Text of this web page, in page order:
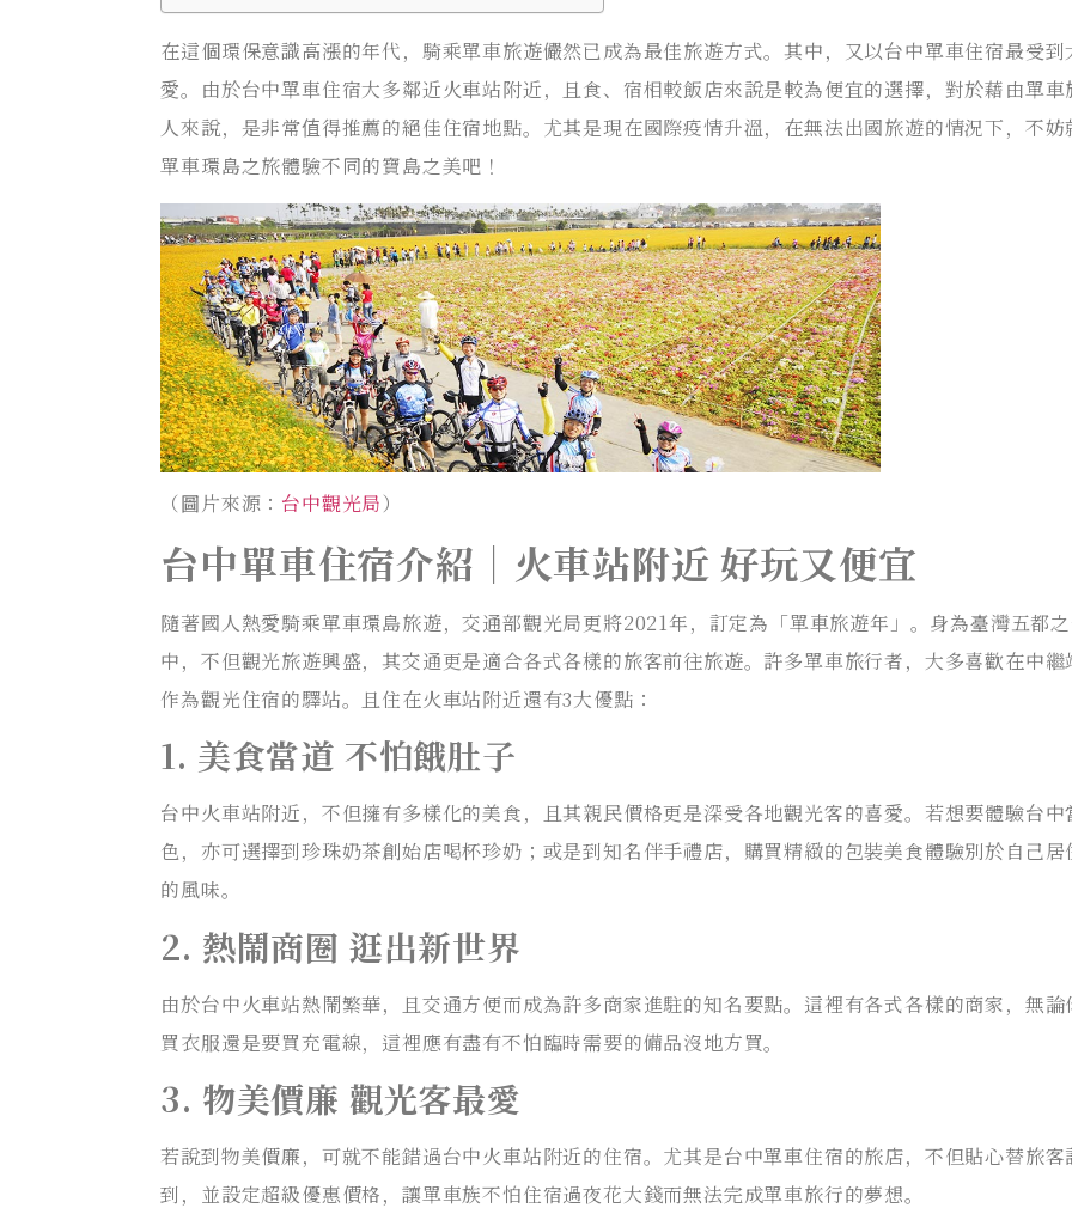
在這個環保意識高漲的年代，騎乘單車旅遊儼然已成為最佳旅遊方式。其中，又以台中單車住宿最受到
愛。由於台中單車住宿大多鄰近火車站附近，且食、宿相較飯店來說是較為便宜的選擇，對於藉由單車
人來說，是非常值得推薦的絕佳住宿地點。尤其是現在國際疫情升溫，在無法出國旅遊的情況下，不妨
單車環島之旅體驗不同的寶島之美吧！
（圖片來源： 台中觀光局）
台中單車住宿介紹｜火車站附近 好玩又便宜
隨著國人熱愛騎乘單車環島旅遊，交通部觀光局更將2021年，訂定為「單車旅遊年」。身為臺灣五都
中，不但觀光旅遊興盛，其交通更是適合各式各樣的旅客前往旅遊。許多單車旅行者，大多喜歡在中繼
作為觀光住宿的驛站。且住在火車站附近還有3大優點：
1. 美食當道 不怕餓肚子
台中火車站附近，不但擁有多樣化的美食，且其親民價格更是深受各地觀光客的喜愛。若想要體驗台中
色，亦可選擇到珍珠奶茶創始店喝杯珍奶；或是到知名伴手禮店，購買精緻的包裝美食體驗別於自己居
的風味。
2. 熱鬧商圈 逛出新世界
由於台中火車站熱鬧繁華，且交通方便而成為許多商家進駐的知名要點。這裡有各式各樣的商家，無論
買衣服還是要買充電線，這裡應有盡有不怕臨時需要的備品沒地方買。
3. 物美價廉 觀光客最愛
若說到物美價廉，可就不能錯過台中火車站附近的住宿。尤其是台中單車住宿的旅店，不但貼心替旅客
到，並設定超級優惠價格，讓單車族不怕住宿過夜花大錢而無法完成單車旅行的夢想。